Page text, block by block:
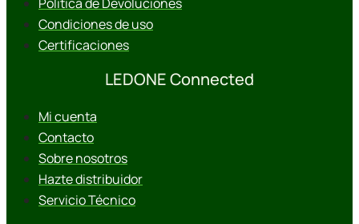
Condiciones de uso
Certificaciones
LEDONE Connected
Mi cuenta
Contacto
Sobre nosotros
Hazte distribuidor
Servicio Técnico